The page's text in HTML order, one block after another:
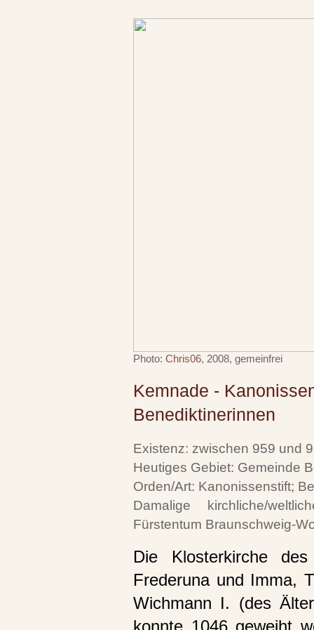
Photo: Chris06, 2008, gemeinfrei
Kemnade -
Benediktinerinnen
Existenz: zwischen 959 und
Heutiges Gebiet: Gemeinde
Orden/Art: Kanonissenstift;
Damalige kirchliche/
Fürstentum Braunschweig-
Die Klosterkirche
Frederuna und Imma,
Wichmann I. (des
konnte 1046 geweiht